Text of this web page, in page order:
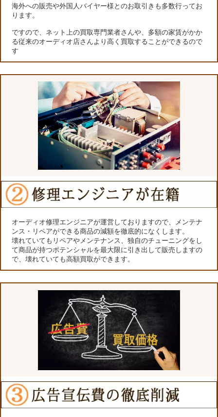
海外への販売や外国人バイヤー様とのお取引きも多数行ってお
ります。
ですので、ネット上の買取専門業者さんや、多額の家賃がかか
る従来のオーディオ店さんより高く買取することができるので
す
オーディオ修理エンジニアが運営しておりますので、メンテナ
ンス・リペアができる商品の減額を徹底的になくします。
壊れていてもリペアやメンテナンス、独自のチューニングをし
て商品が持つポテンシャルを最大限に引き出して販売しますの
で、壊れていても高額買取ができます。